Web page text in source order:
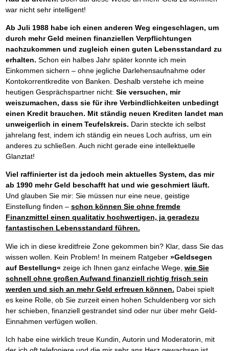
Ihren Zeitgewinn maximieren
GbR als Einzelperson gründen
war nicht sehr intelligent!
Ab Juli 1988 habe ich einen anderen Weg eingeschlagen, um
durch mehr Geld meinen finanziellen Verpflichtungen
nachzukommen und zugleich einen guten Lebensstandard zu
erhalten. Schon ein halbes Jahr später konnte ich mein
Einkommen sichern – ohne jegliche Darlehensaufnahme oder
Kontokorrentkredite von Banken. Deshalb verstehe ich meine
heutigen Gesprächspartner nicht: Sie versuchen, mir
weiszumachen, dass sie für ihre Verbindlichkeiten unbedingt
einen Kredit brauchen. Mit ständig neuen Krediten landet man
unweigerlich in einem Teufelskreis. Darin steckte ich selbst
jahrelang fest, indem ich ständig ein neues Loch aufriss, um ein
anderes zu schließen. Auch nicht gerade eine intellektuelle
Glanztat!
Viel raffinierter ist da jedoch mein aktuelles System, das mir
ab 1990 mehr Geld beschafft hat und wie geschmiert läuft.
Und glauben Sie mir: Sie müssen nur eine neue, geistige
Einstellung finden – schon können Sie ohne fremde
Finanzmittel einen qualitativ hochwertigen, ja geradezu
fantastischen Lebensstandard führen.
Wie ich in diese kreditfreie Zone gekommen bin? Klar, dass Sie das
wissen wollen. Kein Problem! In meinem Ratgeber »Geldsegen
auf Bestellung« zeige ich Ihnen ganz einfache Wege, wie Sie
schnell ohne großen Aufwand finanziell richtig frisch sein
werden und sich an mehr Geld erfreuen können. Dabei spielt
es keine Rolle, ob Sie zurzeit einen hohen Schuldenberg vor sich
her schieben, finanziell gestrandet sind oder nur über mehr Geld-
Einnahmen verfügen wollen.
Ich habe eine wirklich treue Kundin, Autorin und Moderatorin, mit